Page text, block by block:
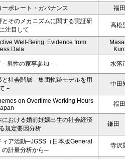
ポレート・ガバナンス
福
そのメカニズムに関する実証研
注目して
高松
Well-Being: Evidence from
Data
男性の家事参加－ 水落
社会階層－集団軌跡モデルを用
－
中田
on Overtime Working Hours
福
おける婚前妊娠出生の社会経済
規定要因分析
鎌田
ア活動─JGSS（日本版General
の計量分析から─
寺沢